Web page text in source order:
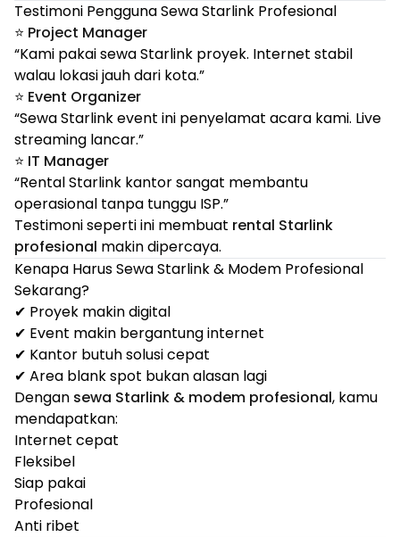
Testimoni Pengguna Sewa Starlink Profesional
⭐ Project Manager
“Kami pakai sewa Starlink proyek. Internet stabil
walau lokasi jauh dari kota.”
⭐ Event Organizer
“Sewa Starlink event ini penyelamat acara kami. Live
streaming lancar.”
⭐ IT Manager
“Rental Starlink kantor sangat membantu
operasional tanpa tunggu ISP.”
Testimoni seperti ini membuat rental Starlink
profesional makin dipercaya.
Kenapa Harus Sewa Starlink & Modem Profesional
Sekarang?
✔ Proyek makin digital
✔ Event makin bergantung internet
✔ Kantor butuh solusi cepat
✔ Area blank spot bukan alasan lagi
Dengan sewa Starlink & modem profesional, kamu
mendapatkan:
Internet cepat
Fleksibel
Siap pakai
Profesional
Anti ribet